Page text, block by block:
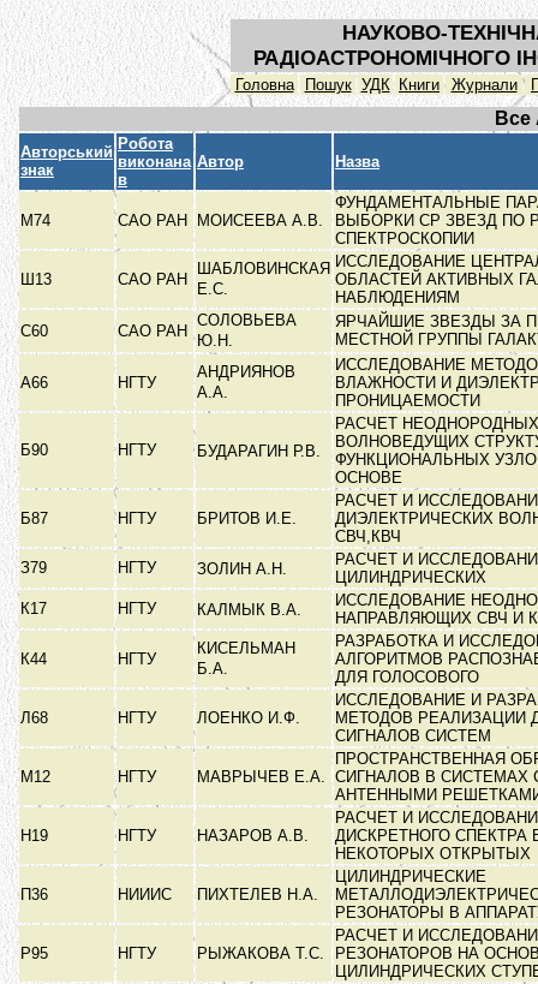
НАУКОВО-
РАДІОАСТРОНОМІЧНОГО
Головна Пошук УДК Книги Журнали
Все
Авторський
знак
Робота
виконана
в
Автор Назва
М74 САО РАН МОИСЕЕВА А.В.
ФУНДАМЕНТАЛЬНЫЕ
ВЫБОРКИ СР ЗВЕЗД ПО
СПЕКТРОСКОПИИ
Ш13 САО РАН
ШАБЛОВИНСКАЯ
Е.С.
ИССЛЕДОВАНИЕ
ОБЛАСТЕЙ АКТИВНЫХ
НАБЛЮДЕНИЯМ
С60
САО РАН
СОЛОВЬЕВА
Ю.Н.
ЯРЧАЙШИЕ ЗВЕЗДЫ ЗА
МЕСТНОЙ ГРУППЫ
А66 НГТУ
АНДРИЯНОВ
А.А.
ИССЛЕДОВАНИЕ
ВЛАЖНОСТИ И
ПРОНИЦАЕМОСТИ
Б90 НГТУ БУДАРАГИН Р.В.
РАСЧЕТ НЕОДНОРОДНЫХ
ВОЛНОВЕДУЩИХ
ФУНКЦИОНАЛЬНЫХ
ОСНОВЕ
Б87 НГТУ БРИТОВ И.Е.
РАСЧЕТ И
ДИЭЛЕКТРИЧЕСКИХ
СВЧ,КВЧ
З79
НГТУ ЗОЛИН А.Н.
РАСЧЕТ И
ЦИЛИНДРИЧЕСКИХ
К17
НГТУ КАЛМЫК В.А.
ИССЛЕДОВАНИЕ
НАПРАВЛЯЮЩИХ СВЧ И
К44 НГТУ
КИСЕЛЬМАН
Б.А.
РАЗРАБОТКА И
АЛГОРИТМОВ
ДЛЯ ГОЛОСОВОГО
Л68 НГТУ ЛОЕНКО И.Ф.
ИССЛЕДОВАНИЕ И
МЕТОДОВ РЕАЛИЗАЦИИ
СИГНАЛОВ СИСТЕМ
М12 НГТУ МАВРЫЧЕВ Е.А.
ПРОСТРАНСТВЕННАЯ
СИГНАЛОВ В СИСТЕМАХ
АНТЕННЫМИ
Н19 НГТУ НАЗАРОВ А.В.
РАСЧЕТ И
ДИСКРЕТНОГО СПЕКТРА
НЕКОТОРЫХ ОТКРЫТЫХ
П36 НИИИС ПИХТЕЛЕВ Н.А.
ЦИЛИНДРИЧЕСКИЕ
РЕЗОНАТОРЫ В
Р95 НГТУ РЫЖАКОВА Т.С.
РАСЧЕТ И
РЕЗОНАТОРОВ НА
ЦИЛИНДРИЧЕСКИХ